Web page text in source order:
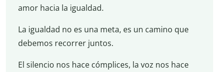
amor hacia la igualdad.
La igualdad no es una meta, es un camino que
debemos recorrer juntos.
El silencio nos hace cómplices, la voz nos hace